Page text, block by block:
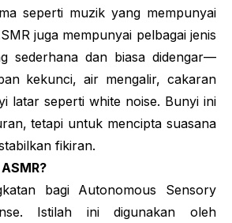
seperti muzik yang mempunyai
juga mempunyai pelbagai jenis
sederhana dan biasa didengar—
kekunci, air mengalir, cakaran
latar seperti white noise. Bunyi ini
tetapi untuk mencipta suasana
fikiran.
bagi Autonomous Sensory
. Istilah ini digunakan oleh